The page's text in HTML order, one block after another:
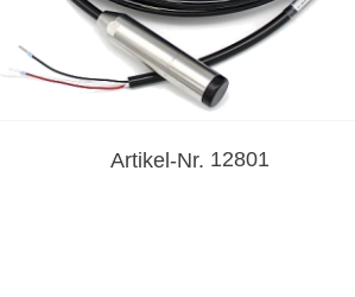
Artikel-Nr. 12801